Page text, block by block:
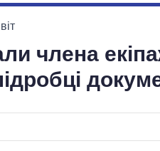
ПРЕЗИДЕНТ І ОФІС
члена